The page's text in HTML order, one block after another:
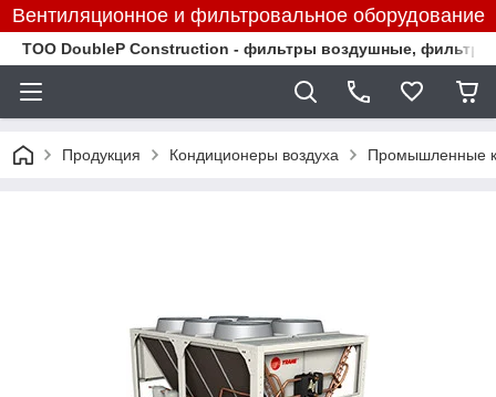
Вентиляционное и фильтровальное оборудование
TOO DoubleP Construction - фильтры воздушные,
Продукция Кондиционеры воздуха Промышленные